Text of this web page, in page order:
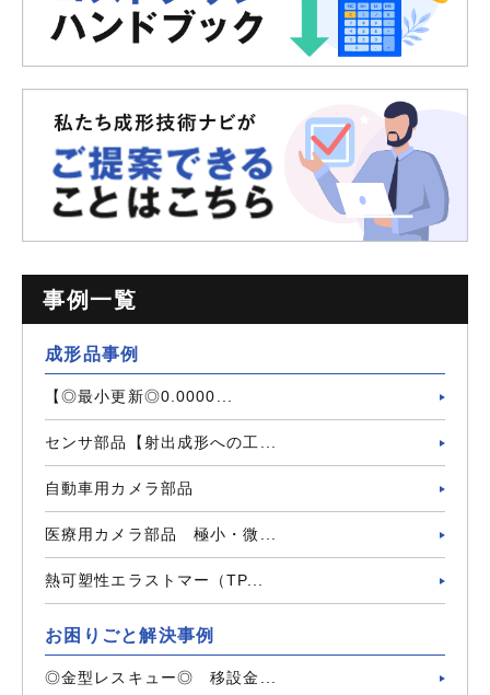
事例一覧
成形品事例
【◎最小更新◎0.0000...
センサ部品【射出成形への工...
自動車用カメラ部品
医療用カメラ部品 極小・微...
熱可塑性エラストマー（TP...
お困りごと解決事例
◎金型レスキュー◎ 移設金...